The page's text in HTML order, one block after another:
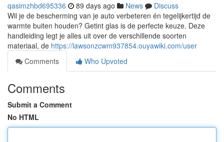
qasimzhbd695336 89 days ago News
Discuss
Wil je de bescherming van je auto verbeteren én tegelijkertijd de
warmte buiten houden? Getint glas is de perfecte keuze. Deze
handleiding legt je alles uit over de verschillende soorten
materiaal, de https://lawsonzcwm937854.ouyawiki.com/user
Comments
Who Upvoted
Comments
Submit a Comment
No HTML